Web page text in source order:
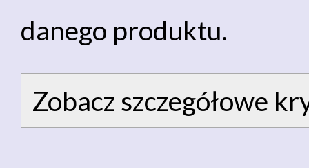
danego produktu.
Zobacz szczegółowe